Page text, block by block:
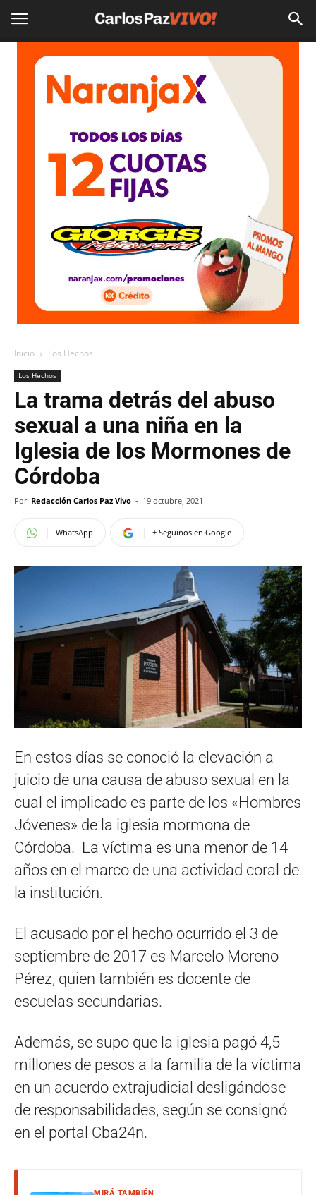
Inicio Los Hechos
Los Hechos
La trama detrás del abuso
sexual a una niña en la
Iglesia de los Mormones de
Córdoba
Por Redacción Carlos Paz Vivo - 19 octubre, 2021
WhatsApp + Seguinos en Google
En estos días se conoció la elevación a
juicio de una causa de abuso sexual en la
cual el implicado es parte de los «Hombres
Jóvenes» de la iglesia mormona de
Córdoba. La víctima es una menor de 14
años en el marco de una actividad coral de
la institución.
El acusado por el hecho ocurrido el 3 de
septiembre de 2017 es Marcelo Moreno
Pérez, quien también es docente de
escuelas secundarias.
Además, se supo que la iglesia pagó 4,5
millones de pesos a la familia de la víctima
en un acuerdo extrajudicial desligándose
de responsabilidades, según se consignó
en el portal Cba24n.
MIRÁ TAMBIÉN